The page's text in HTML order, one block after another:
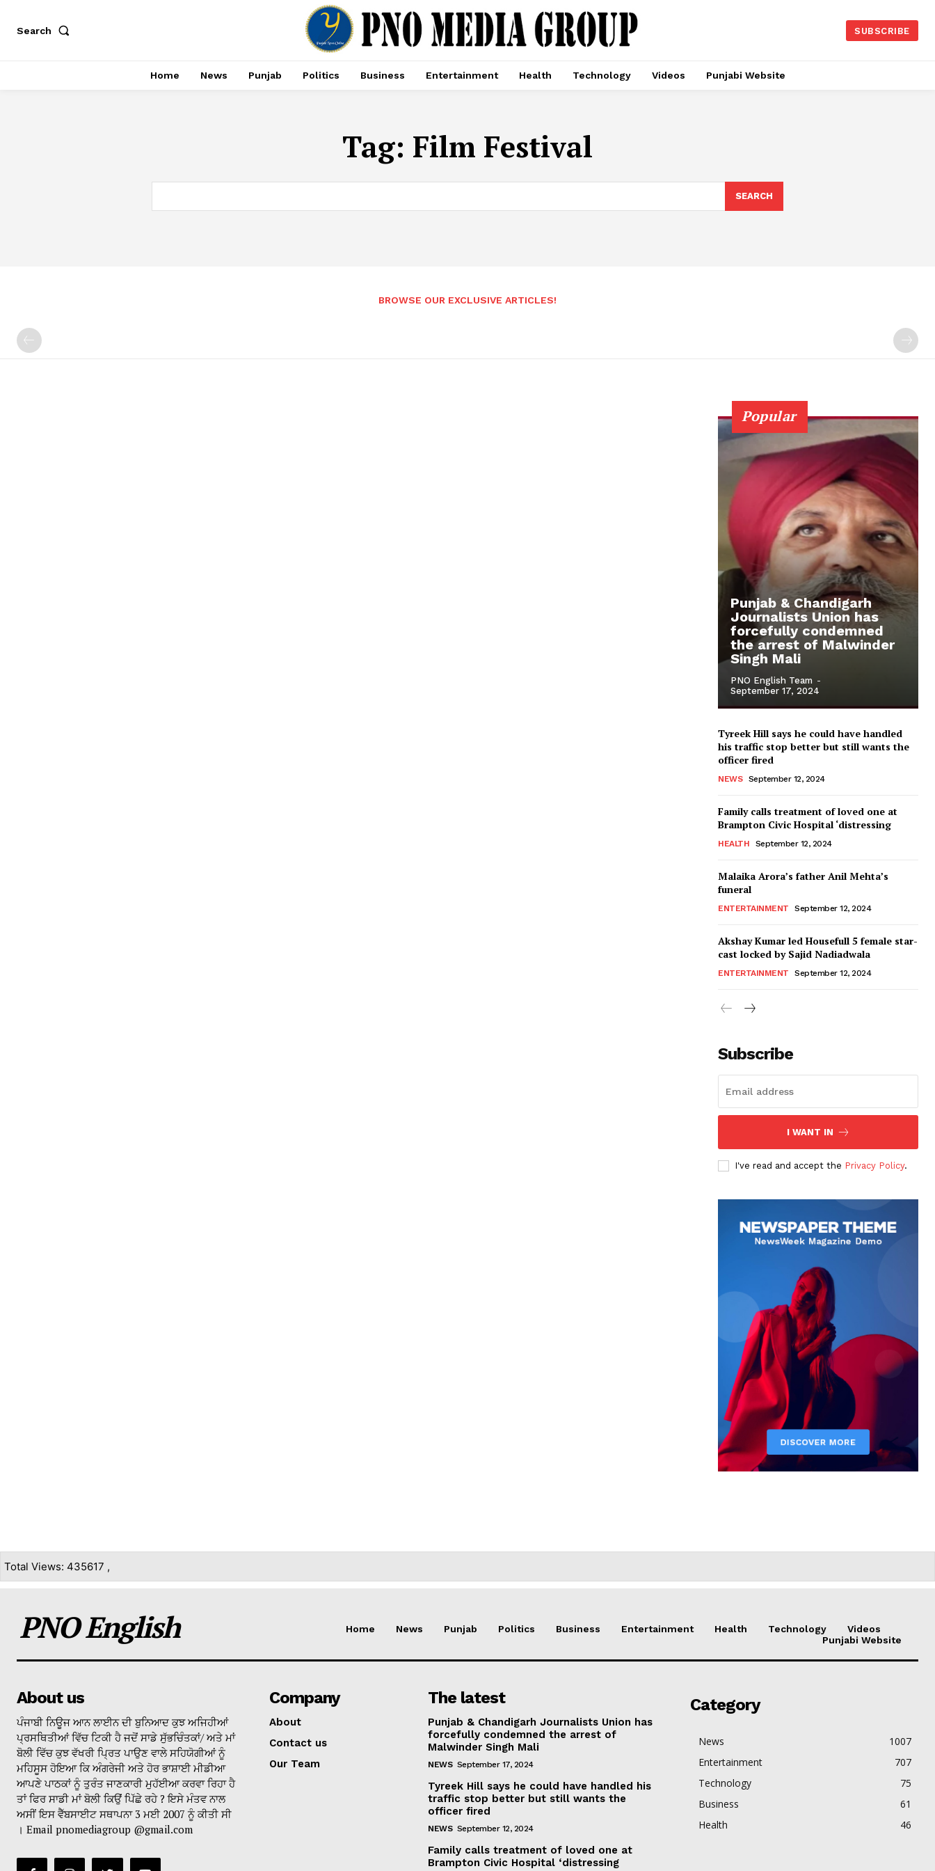
Search SUBSCRIBE
Home News Punjab Politics Business Entertainment Health Technology Videos Punjabi Website
Tag: Film Festival
SEARCH
BROWSE OUR EXCLUSIVE ARTICLES!
Popular
Punjab & Chandigarh
Journalists Union has
forcefully condemned
the arrest of Malwinder
Singh Mali
PNO English Team -
September 17, 2024
Tyreek Hill says he could have handled
his traffic stop better but still wants the
officer fired
NEWS September 12, 2024
Family calls treatment of loved one at
Brampton Civic Hospital ‘distressing
HEALTH September 12, 2024
Malaika Arora’s father Anil Mehta’s
funeral
ENTERTAINMENT September 12, 2024
Akshay Kumar led Housefull 5 female star-
cast locked by Sajid Nadiadwala
ENTERTAINMENT September 12, 2024
Subscribe
I WANT IN
I've read and accept the Privacy Policy.
Total Views: 435617 ,
PNO English Home News Punjab Politics Business Entertainment Health Technology
Videos
Punjabi Website
About us
ਪੰਜਾਬੀ ਨਿਊਜ ਆਨ ਲਾਈਨ ਦੀ ਬੁਨਿਆਦ ਕੁਝ ਅਜਿਹੀਆਂ
ਪ੍ਰਸਥਿਤੀਆਂ ਵਿੱਚ ਟਿਕੀ ਹੈ ਜਦੋਂ ਸਾਡੇ ਸੁੱਭਚਿੰਤਕਾਂ/ ਅਤੇ ਮਾਂ
ਬੋਲੀ ਵਿੱਚ ਕੁਝ ਵੱਖਰੀ ਪ੍ਰਿਤ ਪਾਉਣ ਵਾਲੇ ਸਹਿਯੋਗੀਆਂ ਨੂੰ
ਮਹਿਸੂਸ ਹੋਇਆ ਕਿ ਅੰਗਰੇਜੀ ਅਤੇ ਹੋਰ ਭਾਸ਼ਾਈ ਮੀਡੀਆ
ਆਪਣੇ ਪਾਠਕਾਂ ਨੂੰ ਤੁਰੰਤ ਜਾਣਕਾਰੀ ਮੁਹੱਈਆ ਕਰਵਾ ਰਿਹਾ ਹੈ
ਤਾਂ ਫਿਰ ਸਾਡੀ ਮਾਂ ਬੋਲੀ ਕਿਉਂ ਪਿੱਛੇ ਰਹੇ ? ਇਸੇ ਮੰਤਵ ਨਾਲ
ਅਸੀਂ ਇਸ ਵੈੱਬਸਾਈਟ ਸਥਾਪਨਾ 3 ਮਈ 2007 ਨੂੰ ਕੀਤੀ ਸੀ
। Email pnomediagroup @gmail.com
Company
About
Contact us
Our Team
The latest
Punjab & Chandigarh Journalists Union has
forcefully condemned the arrest of
Malwinder Singh Mali
NEWS September 17, 2024
Tyreek Hill says he could have handled his
traffic stop better but still wants the
officer fired
NEWS September 12, 2024
Family calls treatment of loved one at
Brampton Civic Hospital ‘distressing
Category
News
1007
Entertainment
707
Technology
75
Business
61
Health
46